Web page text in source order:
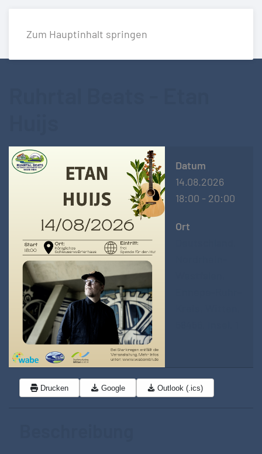
Zum Hauptinhalt springen
Datum
14.08.2026
18:00 - 20:00
Ort
Drucken Google Outlook (.ics)